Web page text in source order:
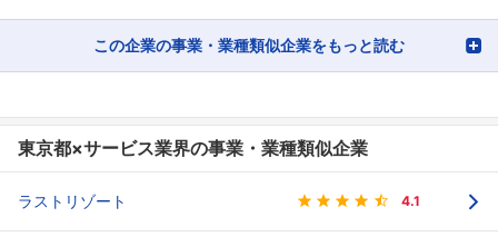
この企業の事業・業種類似企業をもっと読む
東京都×サービス業界の事業・業種類似企業
ラストリゾート 4.1